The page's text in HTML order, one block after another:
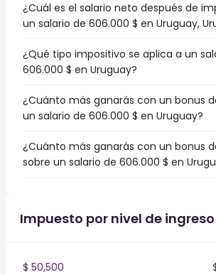
¿Cuál es el salario neto después de
un salario de 606.000 $ en Uruguay,
¿Qué tipo impositivo se aplica a un
606.000 $ en Uruguay?
¿Cuánto más ganarás con un bonus
un salario de 606.000 $ en Uruguay?
¿Cuánto más ganarás con un bonus
sobre un salario de 606.000 $ en
Impuesto por nivel de
$ 50,500